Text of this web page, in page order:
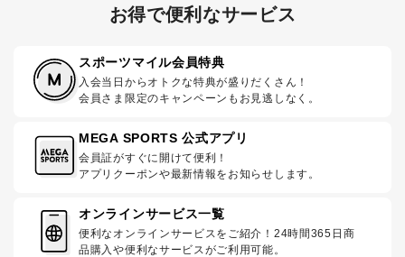
お得で便利なサービス
スポーツマイル会員特典
入会当日からオトクな特典が盛りだくさん！
会員さま限定のキャンペーンもお見逃しなく。
MEGA SPORTS 公式アプリ
会員証がすぐに開けて便利！
アプリクーポンや最新情報をお知らせします。
オンラインサービス一覧
便利なオンラインサービスをご紹介！24時間365日商
品購入や便利なサービスがご利用可能。